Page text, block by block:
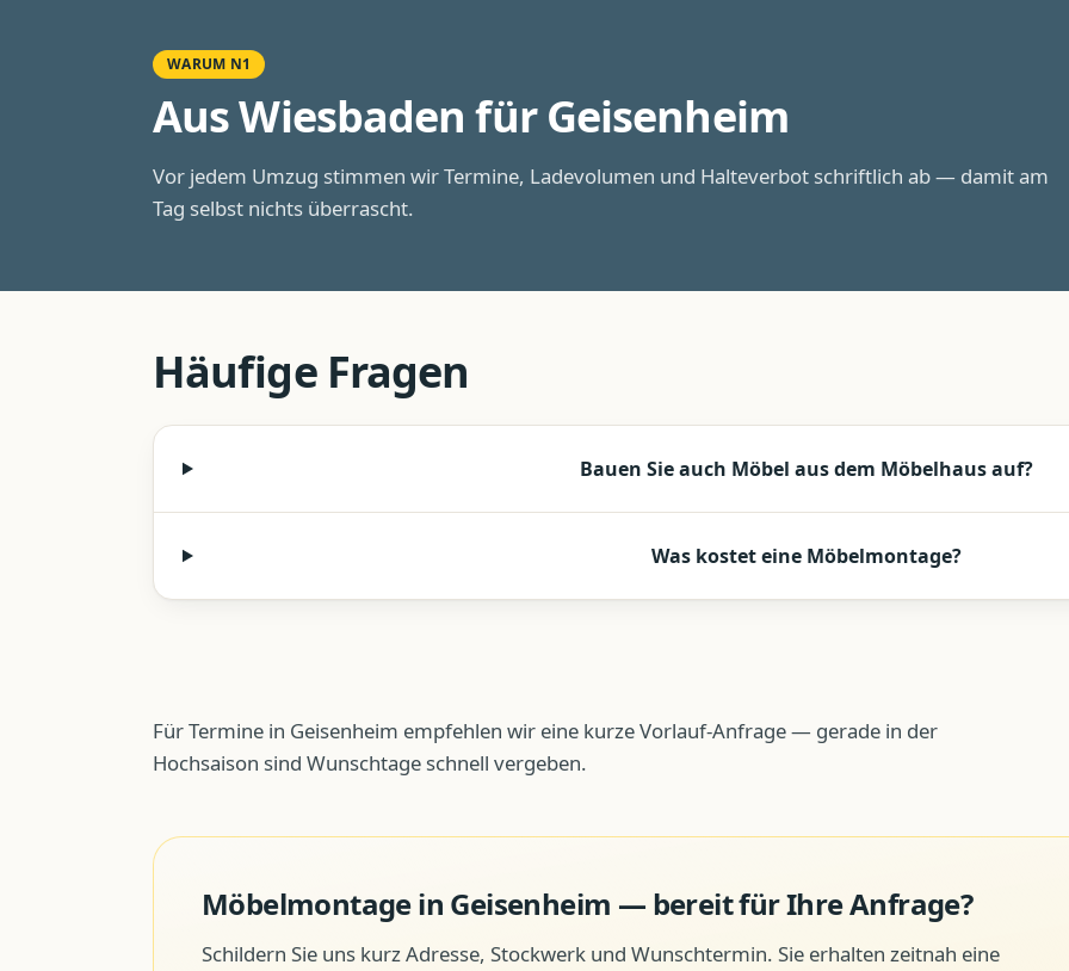
WARUM N1
Aus Wiesbaden fürGeisenheim
Vor jedem Umzug stimmen wir Termine, Ladevolumen und Halteverbot schriftlich ab — damit am
Tag selbst nichts überrascht.
Häufige Fragen
Bauen Sie auch Möbel aus dem Möbelhaus auf?
Was kostet eine Möbelmontage?
Für Termine in Geisenheim empfehlen wir eine kurze Vorlauf-Anfrage — gerade in der
Hochsaison sind Wunschtage schnell vergeben.
Möbelmontagein Geisenheim — bereit für Ihre Anfrage?
Schildern Sie uns kurz Adresse, Stockwerk und Wunschtermin. Sie erhalten zeitnah eine